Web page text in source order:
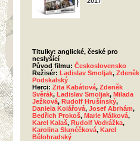
Titulky: anglické, české pro
neslyšící
Původ filmu: Československo
Režisér: Ladislav Smoljak, Zdeněk
Podskalský
Herci: Zita Kabátová, Zdeněk
Svěrák, Ladislav Smoljak, Milada
Ježková, Rudolf Hrušínský,
Daniela Kolářová, Josef Abrhám,
Bedřich Prokoš, Marie Málková,
Karel Kalaš, Rudolf Vodrážka,
Karolina Slunéčková, Karel
Bělohradský